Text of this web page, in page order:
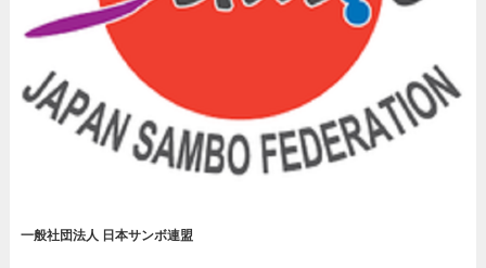
一般社団法人 日本サンボ連盟